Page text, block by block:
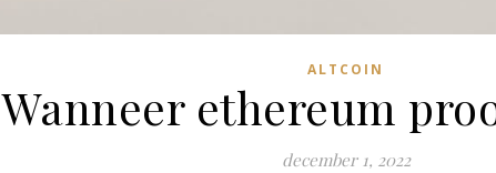
ALTCOIN
Wanneer ethereum
december 1, 2022